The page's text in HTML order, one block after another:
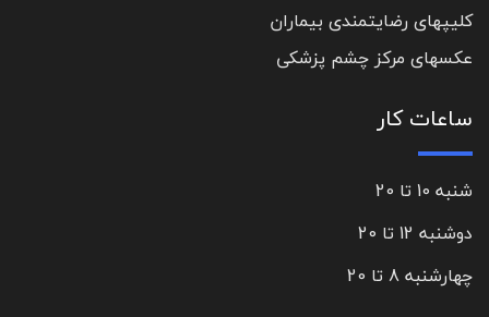
کلیپهای رضایتمندی بیماران
عکسهای مرکز چشم پزشکی
ساعات کار
شنبه 10 تا 20
دوشنبه 12 تا 20
چهارشنبه 8 تا 20